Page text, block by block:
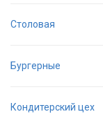
Столовая
Бургерные
Кондитерский цех